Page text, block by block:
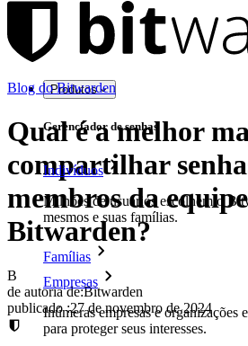
Produtos
Gerenciador de senhas
Indivíduos
Milhões de usuários escolhem o
mesmos e suas famílias.
Famílias
Empresas
Inúmeras empresas e organizações
para proteger seus interesses.
Blog do Bitwarden
Qual é a melhor
compartilhar
membros da
Bitwarden?
B
de autoria de:Bitwarden
publicado:27 de novembro de 2024